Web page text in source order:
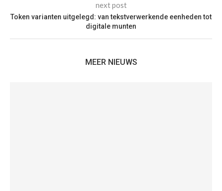
next post
Token varianten uitgelegd: van tekstverwerkende eenheden tot
digitale munten
MEER NIEUWS